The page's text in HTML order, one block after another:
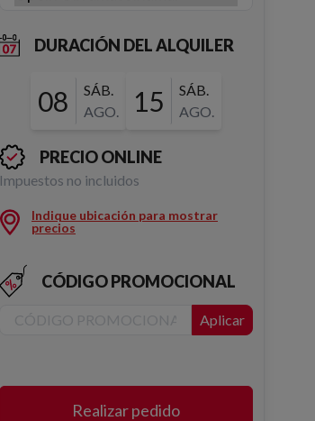
DURACIÓN DEL ALQUILER
08
SÁB.
AGO.
15
SÁB.
AGO.
PRECIO ONLINE
Impuestos no incluidos
Indique ubicación para mostrar
precios
CÓDIGO PROMOCIONAL
Aplicar
Realizar pedido